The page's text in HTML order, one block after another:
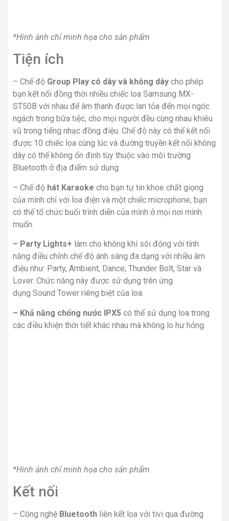
*Hình ảnh chỉ minh họa cho sản phẩm
Tiện ích
– Chế độ Group Play có dây và không dây cho phép
bạn kết nối đồng thời nhiều chiếc loa Samsung MX-
ST50B với nhau để âm thanh được lan tỏa đến mọi ngóc
ngách trong bữa tiệc, cho mọi người đều cùng nhau khiêu
vũ trong tiếng nhạc đồng điệu. Chế độ này có thể kết nối
được 10 chiếc loa cùng lúc và đường truyền kết nối không
dây có thể không ổn định tùy thuộc vào môi trường
Bluetooth ở địa điểm sử dụng.
– Chế độ hát Karaoke cho bạn tự tin khoe chất giọng
của mình chỉ với loa điện và một chiếc microphone, bạn
có thể tổ chức buổi trình diễn của mình ở mọi nơi mình
muốn.
– Party Lights+ làm cho không khí sôi động với tính
năng điều chỉnh chế độ ánh sáng đa dạng với nhiều âm
điệu như: Party, Ambient, Dance, Thunder Bolt, Star và
Lover. Chức năng này được sử dụng trên ứng
dụng Sound Tower riêng biệt của loa.
– Khả năng chống nước IPX5 có thể sử dụng loa trong
các điều khiện thời tiết khác nhau mà không lo hư hỏng.
*Hình ảnh chỉ minh họa cho sản phẩm
Kết nối
– Công nghệ Bluetooth liên kết loa với tivi qua đường